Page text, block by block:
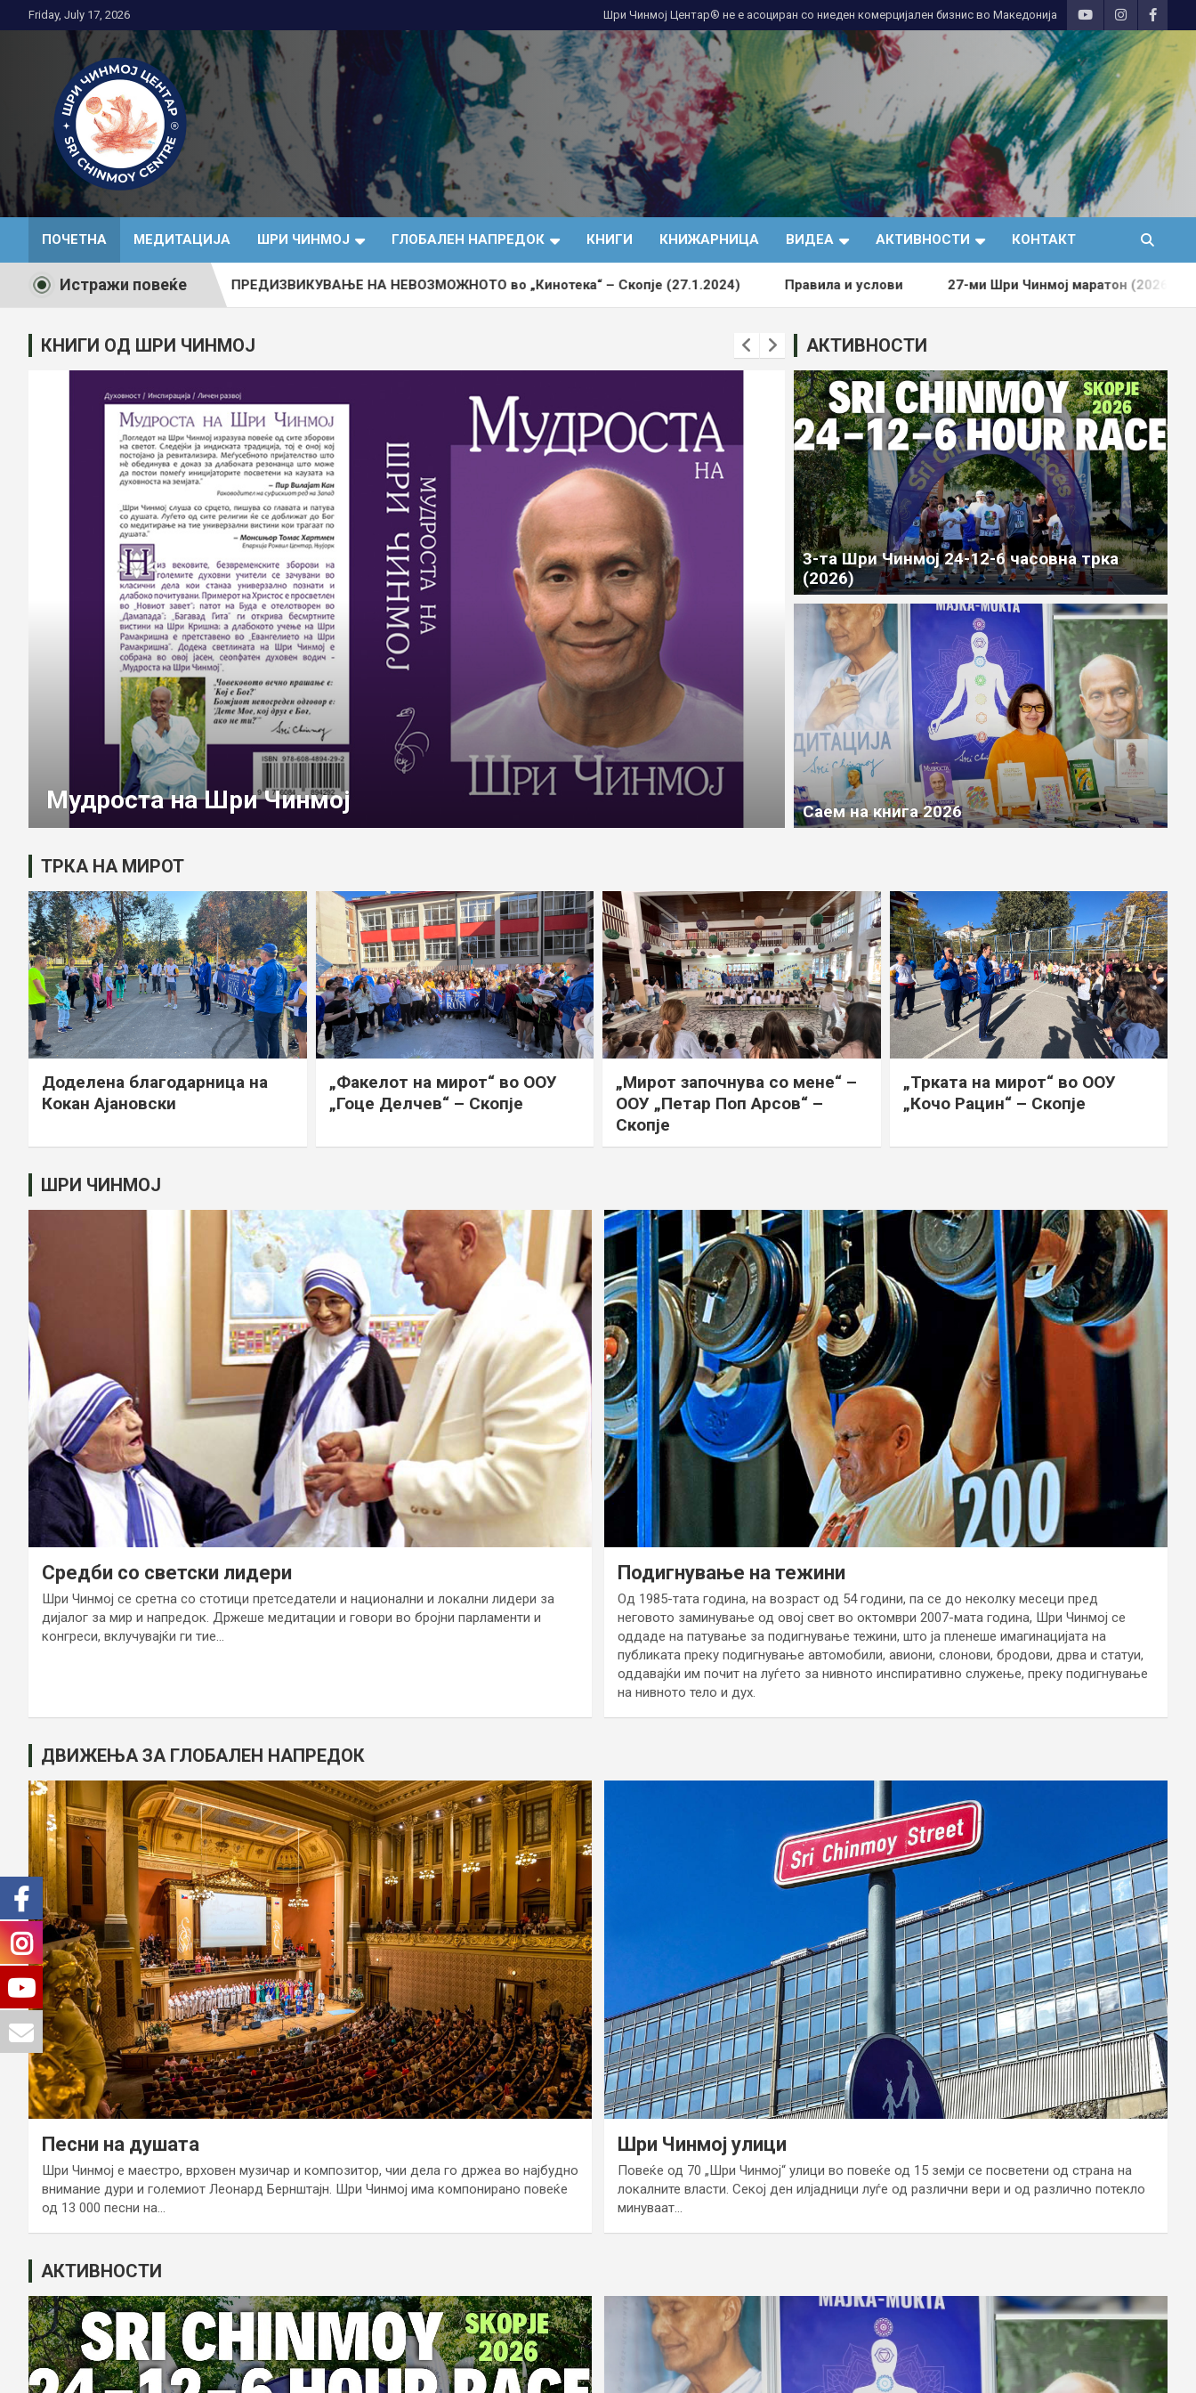
to
Friday, July 17, 2026 Шри Чинмој Центар® не е асоциран со ниеден комерцијален бизнис во Македонија
Медитација
ПОЧЕТНА МЕДИТАЦИЈА ШРИ ЧИНМОЈ ГЛОБАЛЕН НАПРЕДОК КНИГИ КНИЖАРНИЦА ВИДЕА АКТИВНОСТИ КОНТАКТ
Истражи повеќе
(2026) ПРЕДИЗВИКУВАЊЕ НА НЕВОЗМОЖНОТО во „Кинотека“ – Скопје (27.1.2024) Правила и услови 27-ми Шри Чинмој маратон (2026)
КНИГИ ОД ШРИ ЧИНМОЈ
Мудроста на Шри Чинмој Аватарите и Учителите
АКТИВНОСТИ
3-та Шри Чинмој 24-12-6 часовна трка
(2026)
Саем на книга 2026
ТРКА НА МИРОТ
Доделена благодарница на
Кокан Ајановски
„Факелот на мирот“ во ООУ
„Гоце Делчев“ – Скопје
„Мирот започнува со мене“ –
ООУ „Петар Поп Арсов“ –
Скопје
„Трката на мирот“ во ООУ
„Кочо Рацин“ – Скопје
ШРИ ЧИНМОЈ
Средби со светски лидери
Шри Чинмој се сретна со стотици претседатели и национални и локални лидери за
дијалог за мир и напредок. Држеше медитации и говори во бројни парламенти и
конгреси, вклучувајќи ги тие…
Подигнување на тежини
Од 1985-тата година, на возраст од 54 години, па се до неколку месеци пред
неговото заминување од овој свет во октомври 2007-мата година, Шри Чинмој се
оддаде на патување за подигнување тежини, што ја пленеше имагинацијата на
публиката преку подигнување автомобили, авиони, слонови, бродови, дрва и статуи,
оддавајќи им почит на луѓето за нивното инспиративно служење, преку подигнување
на нивното тело и дух.
ДВИЖЕЊА ЗА ГЛОБАЛЕН НАПРЕДОК
Песни на душата
Шри Чинмој е маестро, врховен музичар и композитор, чии дела го држеа во најбудно
внимание дури и големиот Леонард Бернштајн. Шри Чинмој има компонирано повеќе
од 13 000 песни на…
Шри Чинмој улици
Повеќе од 70 „Шри Чинмој“ улици во повеќе од 15 земји се посветени од страна на
локалните власти. Секој ден илјадници луѓе од различни вери и од различно потекло
минуваат…
АКТИВНОСТИ